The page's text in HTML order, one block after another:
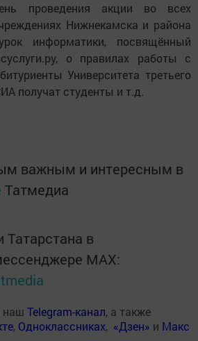
проведения акции во всех
Нижнекамска и района
информатики, посвящённый
о правилах работы с
Университета третьего
получат студенты и т.д.
важным и интересным в
Татмедиа
Татарстана в
MАХ:
наш Telegram-канал, а также
, Одноклассниках, «Дзен» и Макс